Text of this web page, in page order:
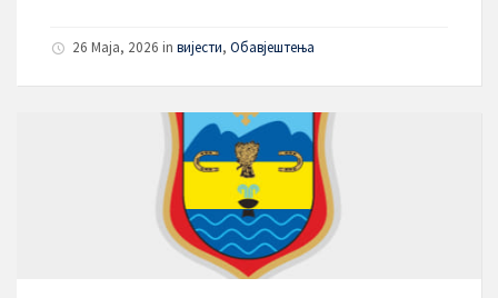
26 Maja, 2026 in вијести, Обавјештења